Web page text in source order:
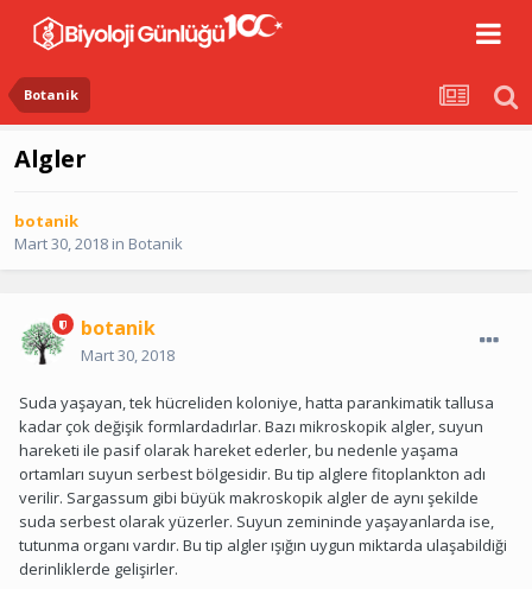
Botanik
Algler
botanik
Mart 30, 2018 in Botanik
botanik
Mart 30, 2018
Suda yaşayan, tek hücreliden koloniye, hatta parankimatik tallusa
kadar çok değişik formlardadırlar. Bazı mikroskopik algler, suyun
hareketi ile pasif olarak hareket ederler, bu nedenle yaşama
ortamları suyun serbest bölgesidir. Bu tip alglere fitoplankton adı
verilir. Sargassum gibi büyük makroskopik algler de aynı şekilde
suda serbest olarak yüzerler. Suyun zemininde yaşayanlarda ise,
tutunma organı vardır. Bu tip algler ışığın uygun miktarda ulaşabildiği
derinliklerde gelişirler.